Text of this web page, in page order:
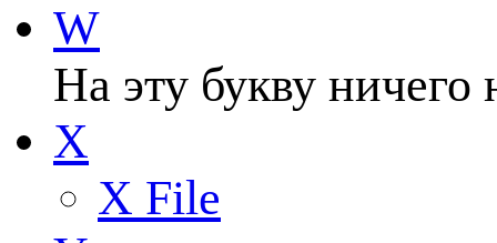
W
На эту букву ничего
X
X File